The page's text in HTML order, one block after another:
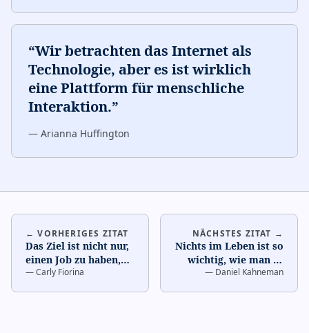
“Wir betrachten das Internet als
Technologie, aber es ist wirklich
eine Plattform für menschliche
Interaktion.”
— Arianna Huffington
← VORHERIGES ZITAT
Das Ziel ist nicht nur,
einen Job zu haben,
sondern eine Karriere
—Carly Fiorina
NÄCHSTES ZITAT →
Nichts im Leben ist so
wichtig, wie man es
denkt, während man
— Daniel Kahneman